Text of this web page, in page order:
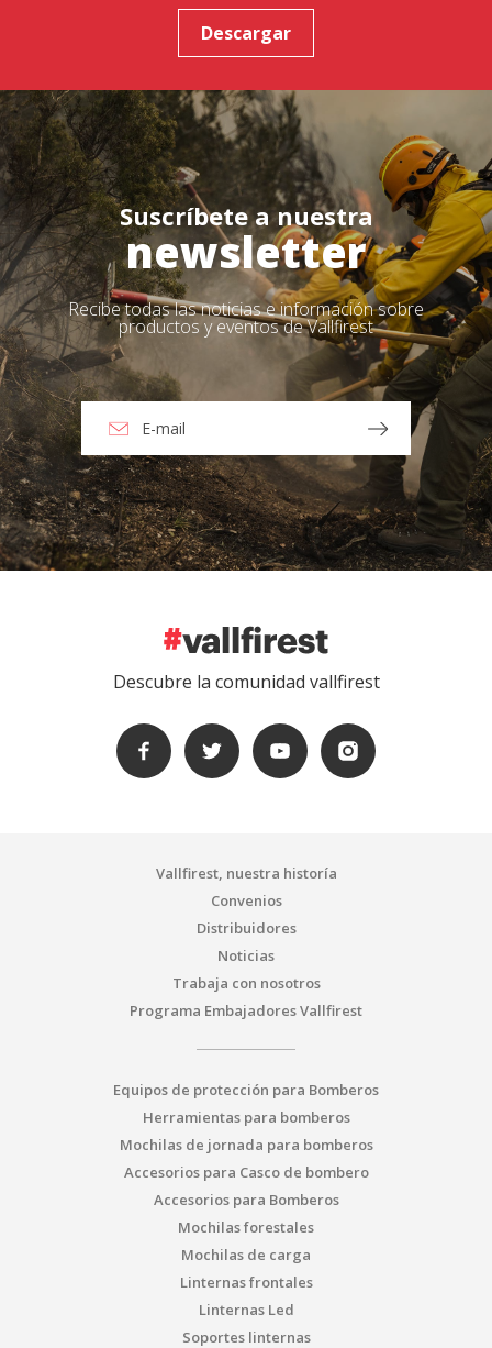
Descargar
Suscríbete a nuestra
newsletter
Recibe todas las noticias e información sobre
productos y eventos de Vallfirest
Descubre la comunidad vallfirest
Vallfirest, nuestra historía
Convenios
Distribuidores
Noticias
Trabaja con nosotros
Programa Embajadores Vallfirest
Equipos de protección para Bomberos
Herramientas para bomberos
Mochilas de jornada para bomberos
Accesorios para Casco de bombero
Accesorios para Bomberos
Mochilas forestales
Mochilas de carga
Linternas frontales
Linternas Led
Soportes linternas